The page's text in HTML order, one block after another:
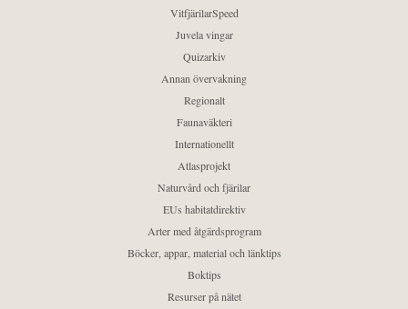
VitfjärilarSpeed
Juvela vingar
Quizarkiv
Annan övervakning
Regionalt
Faunaväkteri
Internationellt
Atlasprojekt
Naturvård och fjärilar
EUs habitatdirektiv
Arter med åtgärdsprogram
Böcker, appar, material och länktips
Boktips
Resurser på nätet